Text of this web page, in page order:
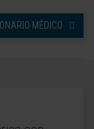
MÉDICO